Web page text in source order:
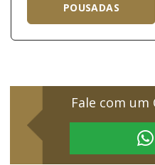
POUSADAS
Fale com